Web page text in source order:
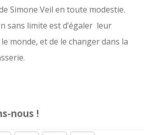
Simone Veil en toute modestie.
sans limite est d’égaler leur
monde, et de le changer dans la
nous !